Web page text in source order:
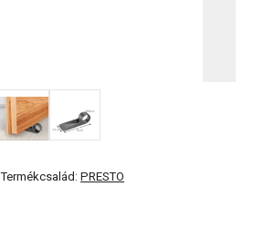
Termékcsalád: PRESTO